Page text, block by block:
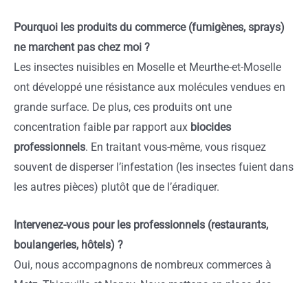
Pourquoi les produits du commerce (fumigènes, sprays)
ne marchent pas chez moi ?
Les insectes nuisibles en Moselle et Meurthe-et-Moselle
ont développé une résistance aux molécules vendues en
grande surface. De plus, ces produits ont une
concentration faible par rapport aux biocides
professionnels. En traitant vous-même, vous risquez
souvent de disperser l’infestation (les insectes fuient dans
les autres pièces) plutôt que de l’éradiquer.
Intervenez-vous pour les professionnels (restaurants,
boulangeries, hôtels) ?
Oui, nous accompagnons de nombreux commerces à